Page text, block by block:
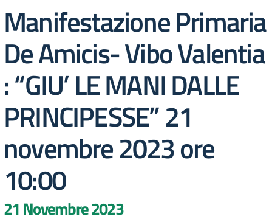
Manifestazione Primaria
De Amicis- Vibo Valentia
: “GIU’ LE MANI DALLE
PRINCIPESSE” 21
novembre 2023 ore
10:00
21 Novembre 2023